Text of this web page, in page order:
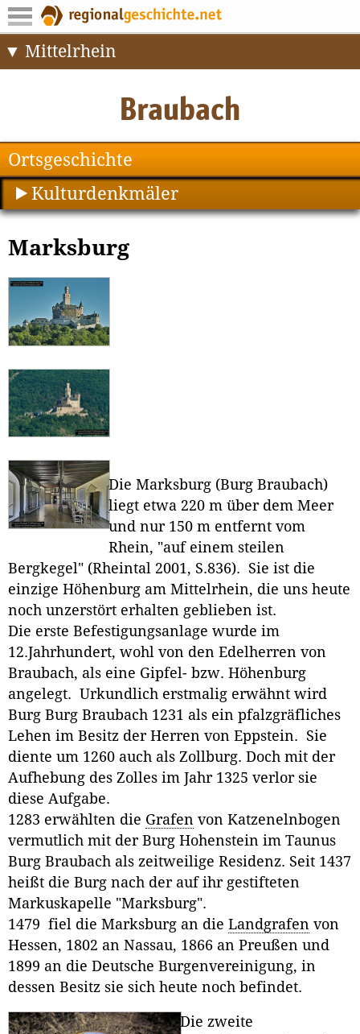
Mittelrhein
Ortsgeschichte
Kulturdenkmäler
Marksburg
Die Marksburg (Burg Braubach)
liegt etwa 220 m über dem Meer
und nur 150 m entfernt vom
Rhein, "auf einem steilen
Bergkegel" (Rheintal 2001, S.836). Sie ist die
einzige Höhenburg am Mittelrhein, die uns heute
noch unzerstört erhalten geblieben ist.
Die erste Befestigungsanlage wurde im
12.Jahrhundert, wohl von den Edelherren von
Braubach, als eine Gipfel- bzw. Höhenburg
angelegt. Urkundlich erstmalig erwähnt wird
Burg Burg Braubach 1231 als ein pfalzgräfliches
Lehen im Besitz der Herren von Eppstein. Sie
diente um 1260 auch als Zollburg. Doch mit der
Aufhebung des Zolles im Jahr 1325 verlor sie
diese Aufgabe.
1283 erwählten die Grafen von Katzenelnbogen
vermutlich mit der Burg Hohenstein im Taunus
Burg Braubach als zeitweilige Residenz. Seit 1437
heißt die Burg nach der auf ihr gestifteten
Markuskapelle "Marksburg".
1479 fiel die Marksburg an die Landgrafen von
Hessen, 1802 an Nassau, 1866 an Preußen und
1899 an die Deutsche Burgenvereinigung, in
dessen Besitz sie sich heute noch befindet.
Die zweite